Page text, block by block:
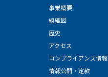
事業概要
組織図
歴史
アクセス
コンプライアンス情報
情報公開・定款